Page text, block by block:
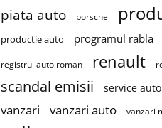
piata auto porsche
productie auto programul rabla
registrul auto roman renault
scandal emisii service auto
vanzari vanzari auto vanzari